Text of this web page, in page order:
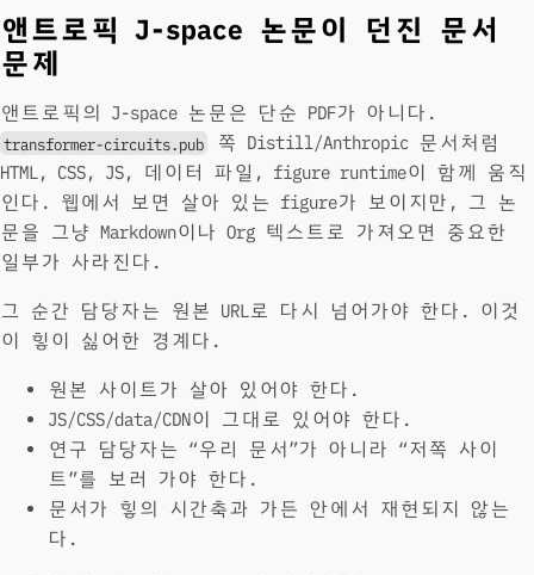
앤트로픽 J-space 논문이 던진 문서
문제
앤트로픽의 J-space 논문은 단순 PDF가 아니다.
transformer-circuits.pub
쪽 Distill/Anthropic 문서처럼
HTML, CSS, JS, 데이터 파일, figure runtime이 함께 움직
인다. 웹에서 보면 살아 있는 figure가 보이지만, 그 논
문을 그냥 Markdown이나 Org 텍스트로 가져오면 중요한
일부가 사라진다.
그 순간 담당자는 원본 URL로 다시 넘어가야 한다. 이것
이 힣이 싫어한 경계다.
원본 사이트가 살아 있어야 한다.
JS/CSS/data/CDN이 그대로 있어야 한다.
연구 담당자는 “우리 문서”가 아니라 “저쪽 사이
트”를 보러 가야 한다.
문서가 힣의 시간축과 가든 안에서 재현되지 않는
다.